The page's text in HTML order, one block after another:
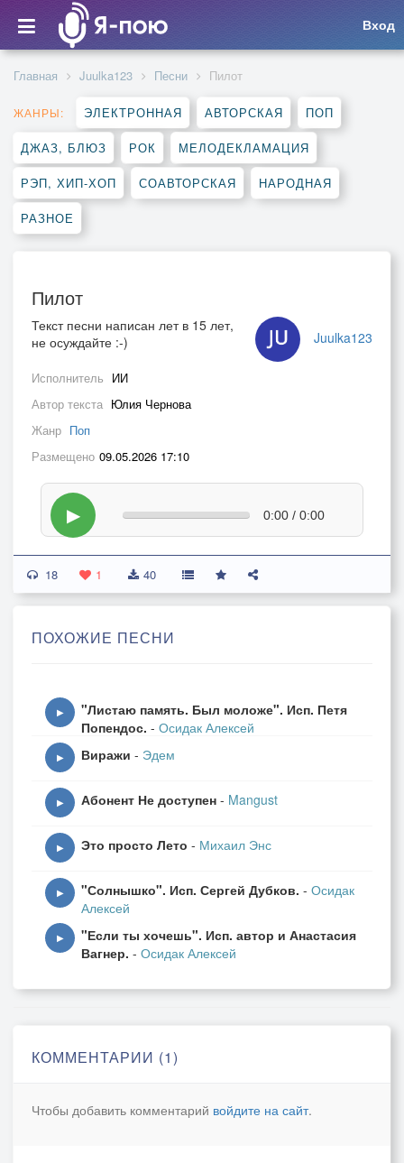
Вход
Главная Juulka123 Песни Пилот
ЖАНРЫ: ЭЛЕКТРОННАЯ АВТОРСКАЯ ПОП
ДЖАЗ, БЛЮЗ РОК МЕЛОДЕКЛАМАЦИЯ
РЭП, ХИП-ХОП СОАВТОРСКАЯ НАРОДНАЯ
РАЗНОЕ
Пилот
Juulka123
Текст песни написан лет в 15 лет,
не осуждайте :-)
Исполнитель ИИ
Автор текста Юлия Чернова
Жанр Поп
Размещено 09.05.2026 17:10
▶ 0:00 / 0:00
18 1 40
ПОХОЖИЕ ПЕСНИ
▶
"Листаю память. Был моложе". Исп. Петя
Попендос. - Осидак Алексей
▶ Виражи - Эдем
▶ Абонент Не доступен - Mangust
▶ Это просто Лето - Михаил Энс
▶ "Солнышко". Исп. Сергей Дубков. - Осидак
Алексей
▶
"Если ты хочешь". Исп. автор и Анастасия
Вагнер. - Осидак Алексей
КОММЕНТАРИИ (1)
Чтобы добавить комментарий войдите на сайт.